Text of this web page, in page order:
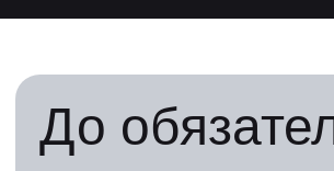
3 месяца
это уже принимать»
Антон Шевченко, Контур